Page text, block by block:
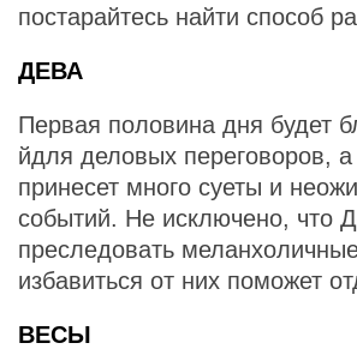
постарайтесь найти способ
ДЕВА
Первая половина дня будет
йдля деловых переговоров, а
принесет много суеты и
событий. Не исключено, что
преследовать
избавиться от них поможет
ВЕСЫ